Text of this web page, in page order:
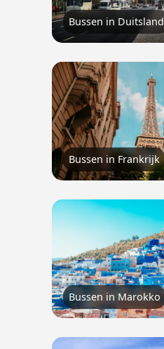
Bussen in Duitsland
Bussen in Frankrijk
Bussen in Marokko